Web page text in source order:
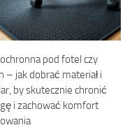
pod fotel czy
– jak dobrać materiał i
by skutecznie chronić
i zachować komfort